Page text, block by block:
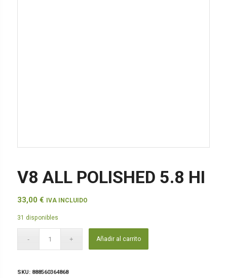
V8 ALL POLISHED 5.8 HI
33,00 € IVA INCLUIDO
31 disponibles
Añadir al carrito
SKU: 888560364868